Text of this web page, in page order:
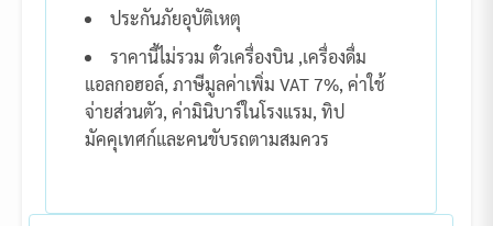
ประกันภัยอุบัติเหตุ
ราคานี้ไม่รวม ตั๋วเครื่องบิน ,เครื่องดื่ม
แอลกอฮอล์, ภาษีมูลค่าเพิ่ม VAT 7%, ค่าใช้
จ่ายส่วนตัว, ค่ามินิบาร์ในโรงแรม, ทิป
มัคคุเทศก์และคนขับรถตามสมควร